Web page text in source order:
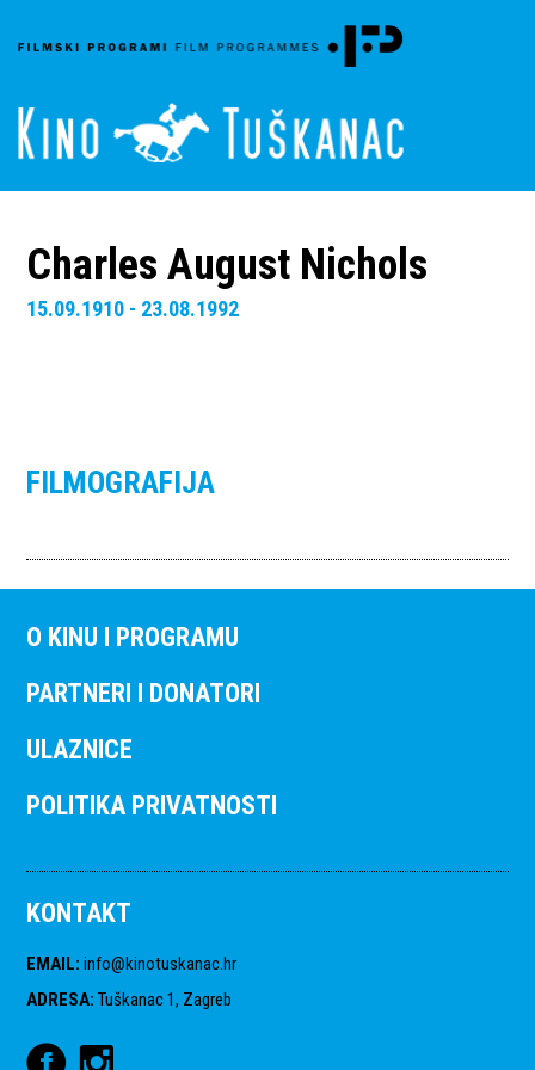
Charles August Nichols
15.09.1910 - 23.08.1992
FILMOGRAFIJA
O KINU I PROGRAMU
PARTNERI I DONATORI
ULAZNICE
POLITIKA PRIVATNOSTI
KONTAKT
EMAIL: info@kinotuskanac.hr
ADRESA: Tuškanac 1, Zagreb